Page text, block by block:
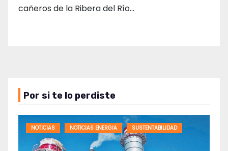
cañeros de la Ribera del Río…
Por si te lo perdiste
NOTICIAS NOTICIAS ENERGIA SUSTENTABILIDAD